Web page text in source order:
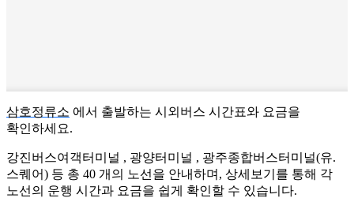
삼호정류소 에서 출발하는 시외버스 시간표와 요금을
확인하세요.
강진버스여객터미널 , 광양터미널 , 광주종합버스터미널(유.
스퀘어) 등 총 40 개의 노선을 안내하며, 상세보기를 통해 각
노선의 운행 시간과 요금을 쉽게 확인할 수 있습니다.